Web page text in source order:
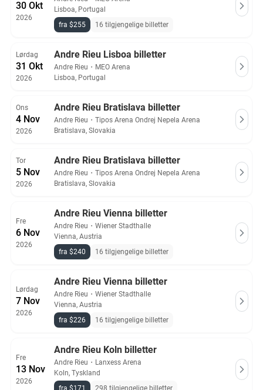
30 Okt
2026
Lisboa, Portugal
fra $255
16 tilgjengelige billetter
Lørdag
31 Okt
2026
Andre Rieu Lisboa billetter
Andre Rieu ・ MEO Arena
Lisboa, Portugal
Ons
4 Nov
2026
Andre Rieu Bratislava billetter
Andre Rieu ・ Tipos Arena Ondrej Nepela Arena
Bratislava, Slovakia
Tor
5 Nov
2026
Andre Rieu Bratislava billetter
Andre Rieu ・ Tipos Arena Ondrej Nepela Arena
Bratislava, Slovakia
Fre
6 Nov
2026
Andre Rieu Vienna billetter
Andre Rieu ・ Wiener Stadthalle
Vienna, Austria
fra $240
16 tilgjengelige billetter
Lørdag
7 Nov
2026
Andre Rieu Vienna billetter
Andre Rieu ・ Wiener Stadthalle
Vienna, Austria
fra $226
16 tilgjengelige billetter
Fre
13 Nov
2026
Andre Rieu Koln billetter
Andre Rieu ・ Lanxess Arena
Koln, Tyskland
fra $171
298 tilgjengelige billetter